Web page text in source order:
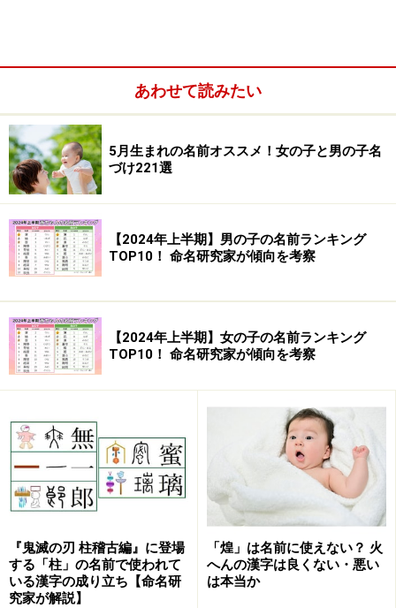
味です。最近はキと読む漢字をつけて「紬〇」という組
み合わせで「つむぎ」と読ませる名も増えてきました
が、ツムギはやはり紬の一文字のほうが読みやすい名に
はなります。
女の子の名前ランキング2位「結衣」
■2位：結衣（ゆい ）
しめる」ということをあらわします。結は糸をしめてむ
すぶことです。一文字で付けられることも多いですが、
ほかの字と組み合わせていろいろな名前がつくられる人
気の字です。衣は文字通り服の前後の衿を描いたもので
す。新垣結衣さんの影響で、とくに結衣（ゆい）という
名が大人気です。
女の子の名前ランキング3位「咲良」
■3位：咲良（さくら）
サクラという名は桜、咲良、またはひらがなの三通りの
あわせて読みたい
5月生まれの名前オススメ！女の子と男の子名
づけ221選
【2024年上半期】男の子の名前ランキング
TOP10！ 命名研究家が傾向を考察
【2024年上半期】女の子の名前ランキング
TOP10！ 命名研究家が傾向を考察
『鬼滅の刃 柱稽古編』に登場
する「柱」の名前で使われて
いる漢字の成り立ち【命名研
究家が解説】
「煌」は名前に使えない？ 火
へんの漢字は良くない・悪い
は本当か